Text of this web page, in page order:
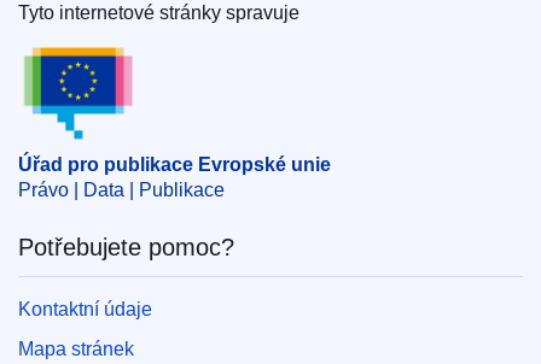
ECLI : ECLI:EU:C:2025:669
Úřad pro publikace Evropské unie
Tyto internetové stránky spravuje
Úřad pro publikace Evropské unie
Právo | Data | Publikace
Potřebujete pomoc?
Kontaktní údaje
Mapa stránek